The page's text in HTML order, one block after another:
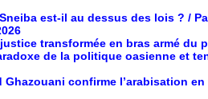
est-il au dessus des lois ? /
transformée en bras armé du
de la politique oasienne et
Ghazouani confirme l’arabisation